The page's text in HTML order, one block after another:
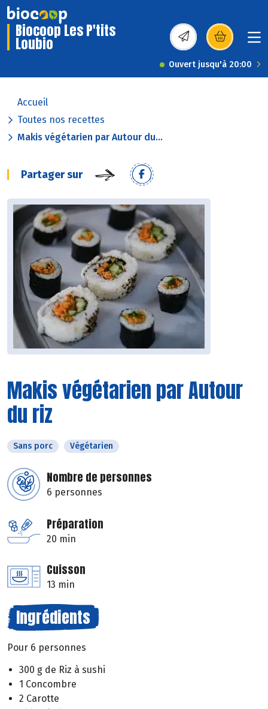
Biocoop Les P'tits
Loubio (s’ouvre dans une
Ouvert jusqu'à 20:00
Accueil
Toutes nos recettes
Makis végétarien par Autour du...
Partager sur
Makis végétarien par Autour
du riz
Sans porc Végétarien
Nombre de personnes
6 personnes
Préparation
20 min
Cuisson
13 min
Ingrédients
Pour 6 personnes
300 g de Riz à sushi
1 Concombre
2 Carotte